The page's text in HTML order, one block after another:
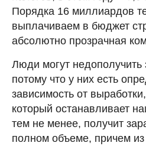
Порядка 16 миллиардов
выплачиваем в бюджет
абсолютно прозрачная
Люди могут недополучить
потому что у них есть
зависимость от
который останавливает
тем не менее, получит
полном объеме, причем